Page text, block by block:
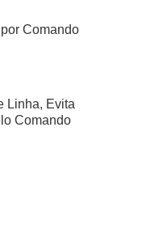
Comando
Linha, Evita
Comando